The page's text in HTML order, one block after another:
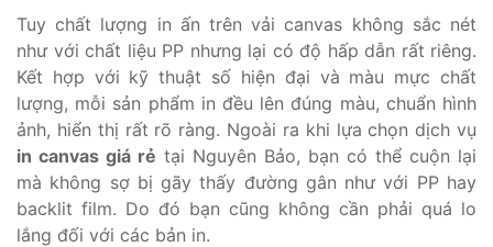
Tuy chất lượng in ấn trên vải canvas không sắc nét
như với chất liệu PP nhưng lại có độ hấp dẫn rất riêng.
Kết hợp với kỹ thuật số hiện đại và màu mực chất
lượng, mỗi sản phẩm in đều lên đúng màu, chuẩn hình
ảnh, hiển thị rất rõ ràng. Ngoài ra khi lựa chọn dịch vụ
in canvas giá rẻ tại Nguyên Bảo, bạn có thể cuộn lại
mà không sợ bị gãy thấy đường gân như với PP hay
backlit film. Do đó bạn cũng không cần phải quá lo
lắng đối với các bản in.